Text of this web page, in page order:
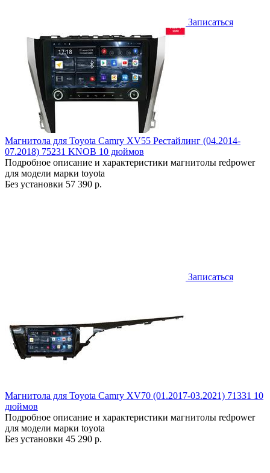
Записаться
Магнитола для Toyota Camry XV55 Рестайлинг (04.2014-
07.2018) 75231 KNOB 10 дюймов
Подробное описание и характеристики магнитолы redpower
для модели марки toyota
Без установки 57 390 р.
Записаться
Магнитола для Toyota Camry XV70 (01.2017-03.2021) 71331 10
дюймов
Подробное описание и характеристики магнитолы redpower
для модели марки toyota
Без установки 45 290 р.